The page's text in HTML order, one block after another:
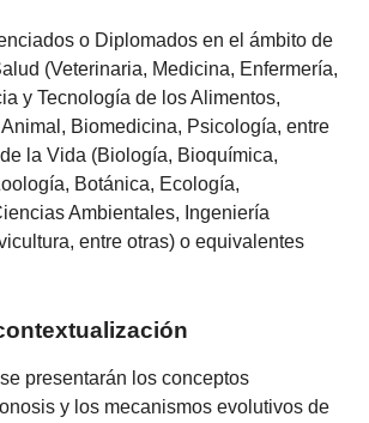
o Diplomados en el ámbito de
(Veterinaria, Medicina, Enfermería,
y Tecnología de los Alimentos,
Biomedicina, Psicología, entre
la Vida (Biología, Bioquímica,
Botánica, Ecología,
Ambientales, Ingeniería
entre otras) o equivalentes
presentarán los conceptos
y los mecanismos evolutivos de